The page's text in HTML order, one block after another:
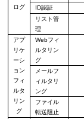
ログ
ID認証
リスト管
理
アプ
リケ
ーシ
ョン
フィ
ルタ
リン
グ
Webフィ
ルタリン
グ
メールフ
ィルタリ
ング
ファイル
転送阻止